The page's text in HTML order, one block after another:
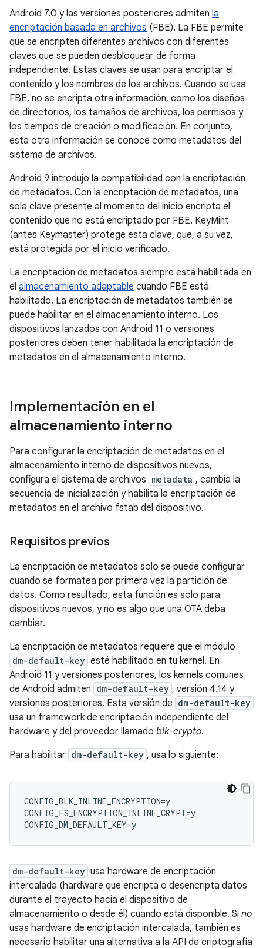
Android 7.0 y las versiones posteriores admiten la
encriptación basada en archivos (FBE). La FBE permite
que se encripten diferentes archivos con diferentes
claves que se pueden desbloquear de forma
independiente. Estas claves se usan para encriptar el
contenido y los nombres de los archivos. Cuando se usa
FBE, no se encripta otra información, como los diseños
de directorios, los tamaños de archivos, los permisos y
los tiempos de creación o modificación. En conjunto,
esta otra información se conoce como metadatos del
sistema de archivos.
Android 9 introdujo la compatibilidad con la encriptación
de metadatos. Con la encriptación de metadatos, una
sola clave presente al momento del inicio encripta el
contenido que no está encriptado por FBE. KeyMint
(antes Keymaster) protege esta clave, que, a su vez,
está protegida por el inicio verificado.
La encriptación de metadatos siempre está habilitada en
el almacenamiento adaptable cuando FBE está
habilitado. La encriptación de metadatos también se
puede habilitar en el almacenamiento interno. Los
dispositivos lanzados con Android 11 o versiones
posteriores deben tener habilitada la encriptación de
metadatos en el almacenamiento interno.
Implementación en el
almacenamiento interno
Para configurar la encriptación de metadatos en el
almacenamiento interno de dispositivos nuevos,
configura el sistema de archivos metadata , cambia la
secuencia de inicialización y habilita la encriptación de
metadatos en el archivo fstab del dispositivo.
Requisitos previos
La encriptación de metadatos solo se puede configurar
cuando se formatea por primera vez la partición de
datos. Como resultado, esta función es solo para
dispositivos nuevos, y no es algo que una OTA deba
cambiar.
La encriptación de metadatos requiere que el módulo
dm-default-key esté habilitado en tu kernel. En
Android 11 y versiones posteriores, los kernels comunes
de Android admiten dm-default-key , versión 4.14 y
versiones posteriores. Esta versión de dm-default-key
usa un framework de encriptación independiente del
hardware y del proveedor llamado blk-crypto.
Para habilitar dm-default-key , usa lo siguiente:
CONFIG_BLK_INLINE_ENCRYPTION=y
CONFIG_FS_ENCRYPTION_INLINE_CRYPT=y
dm-default-key usa hardware de encriptación
intercalada (hardware que encripta o desencripta datos
durante el trayecto hacia el dispositivo de
almacenamiento o desde él) cuando está disponible. Si no
usas hardware de encriptación intercalada, también es
necesario habilitar una alternativa a la API de criptografía